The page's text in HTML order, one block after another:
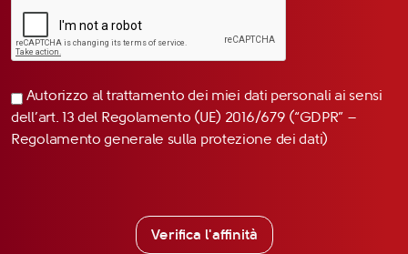
Autorizzo al trattamento dei miei dati personali ai sensi
dell’art. 13 del Regolamento (UE) 2016/679 (“GDPR” –
Regolamento generale sulla protezione dei dati)
Verifica l'affinità